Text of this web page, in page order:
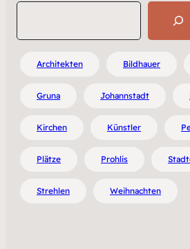
Architekten Bildhauer
Gruna Johannstadt
Kirchen Künstler
Plätze Prohlis
Strehlen Weihnachten